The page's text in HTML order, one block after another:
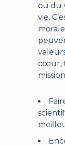
ou du
vie.
cœur,